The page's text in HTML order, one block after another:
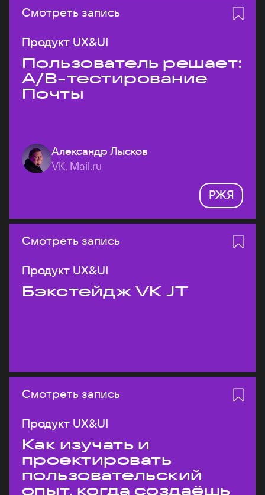
Смотреть запись
Продукт UX&UI
Пользователь решает:
A/B-тестирование
Почты
Александр Лысков
VK, Mail.ru
РЖЯ
Смотреть запись
Продукт UX&UI
Бэкстейдж VK JT
Смотреть запись
Продукт UX&UI
Как изучать и
проектировать
пользовательский
опыт, когда создаёшь